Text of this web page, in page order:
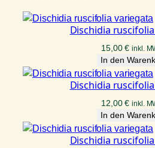
Dischidia
15,00€ inkl.
In den
Dischidia
12,00€ inkl.
In den
Dischidia